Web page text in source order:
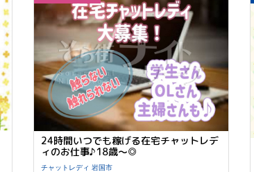
24時間いつでも稼げる在宅チャットレデ
ィのお仕事♪18歳～◎
チャットレディ 岩国市